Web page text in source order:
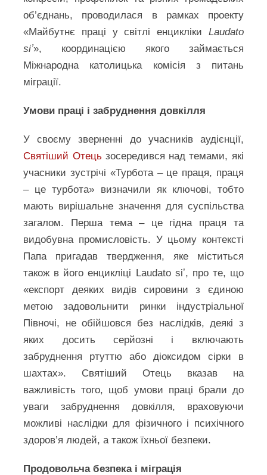
об’єднань, проводилася в рамках проекту
«Майбутнє праці у світлі енцикліки Laudato
siʼ», координацією якого займається
Міжнародна католицька комісія з питань
міграції.
Умови праці і забруднення довкілля
У своєму зверненні до учасників аудієнції,
Святіший Отецьзосередився над темами, які
учасники зустрічі «Турбота – це праця, праця
– це турбота» визначили як ключові, тобто
мають вирішальне значення для суспільства
загалом. Перша тема – це гідна праця та
видобувна промисловість. У цьому контексті
Папа пригадав твердження, яке міститься
також в його енцикліці Laudato siʼ, про те, що
«експорт деяких видів сировини з єдиною
метою задовольнити ринки індустріальної
Півночі, не обійшовся без наслідків, деякі з
яких досить серйозні і включають
забруднення ртуттю або діоксидом сірки в
шахтах». Святіший Отець вказав на
важливість того, щоб умови праці брали до
уваги забруднення довкілля, враховуючи
можливі наслідки для фізичного і психічного
здоров’я людей, а також їхньої безпеки.
Продовольча безпека і міграція